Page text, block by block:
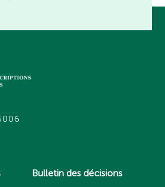
Bulletin des décisions